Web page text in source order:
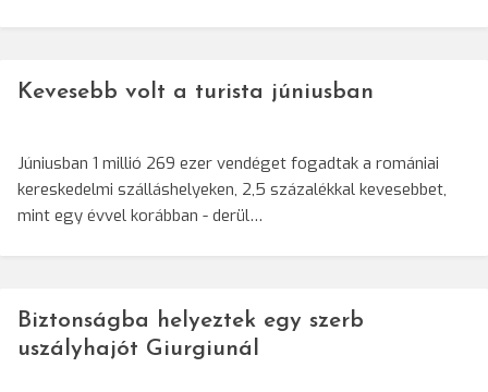
Kevesebb volt a turista júniusban
Júniusban 1 millió 269 ezer vendéget fogadtak a romániai
kereskedelmi szálláshelyeken, 2,5 százalékkal kevesebbet,
mint egy évvel korábban - derül…
Biztonságba helyeztek egy szerb
uszályhajót Giurgiunál